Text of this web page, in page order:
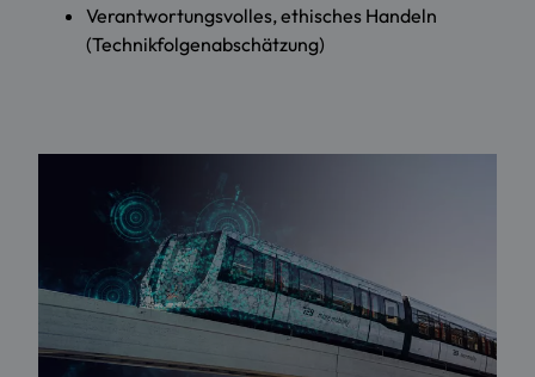
Verantwortungsvolles, ethisches Handeln
(Technikfolgenabschätzung)